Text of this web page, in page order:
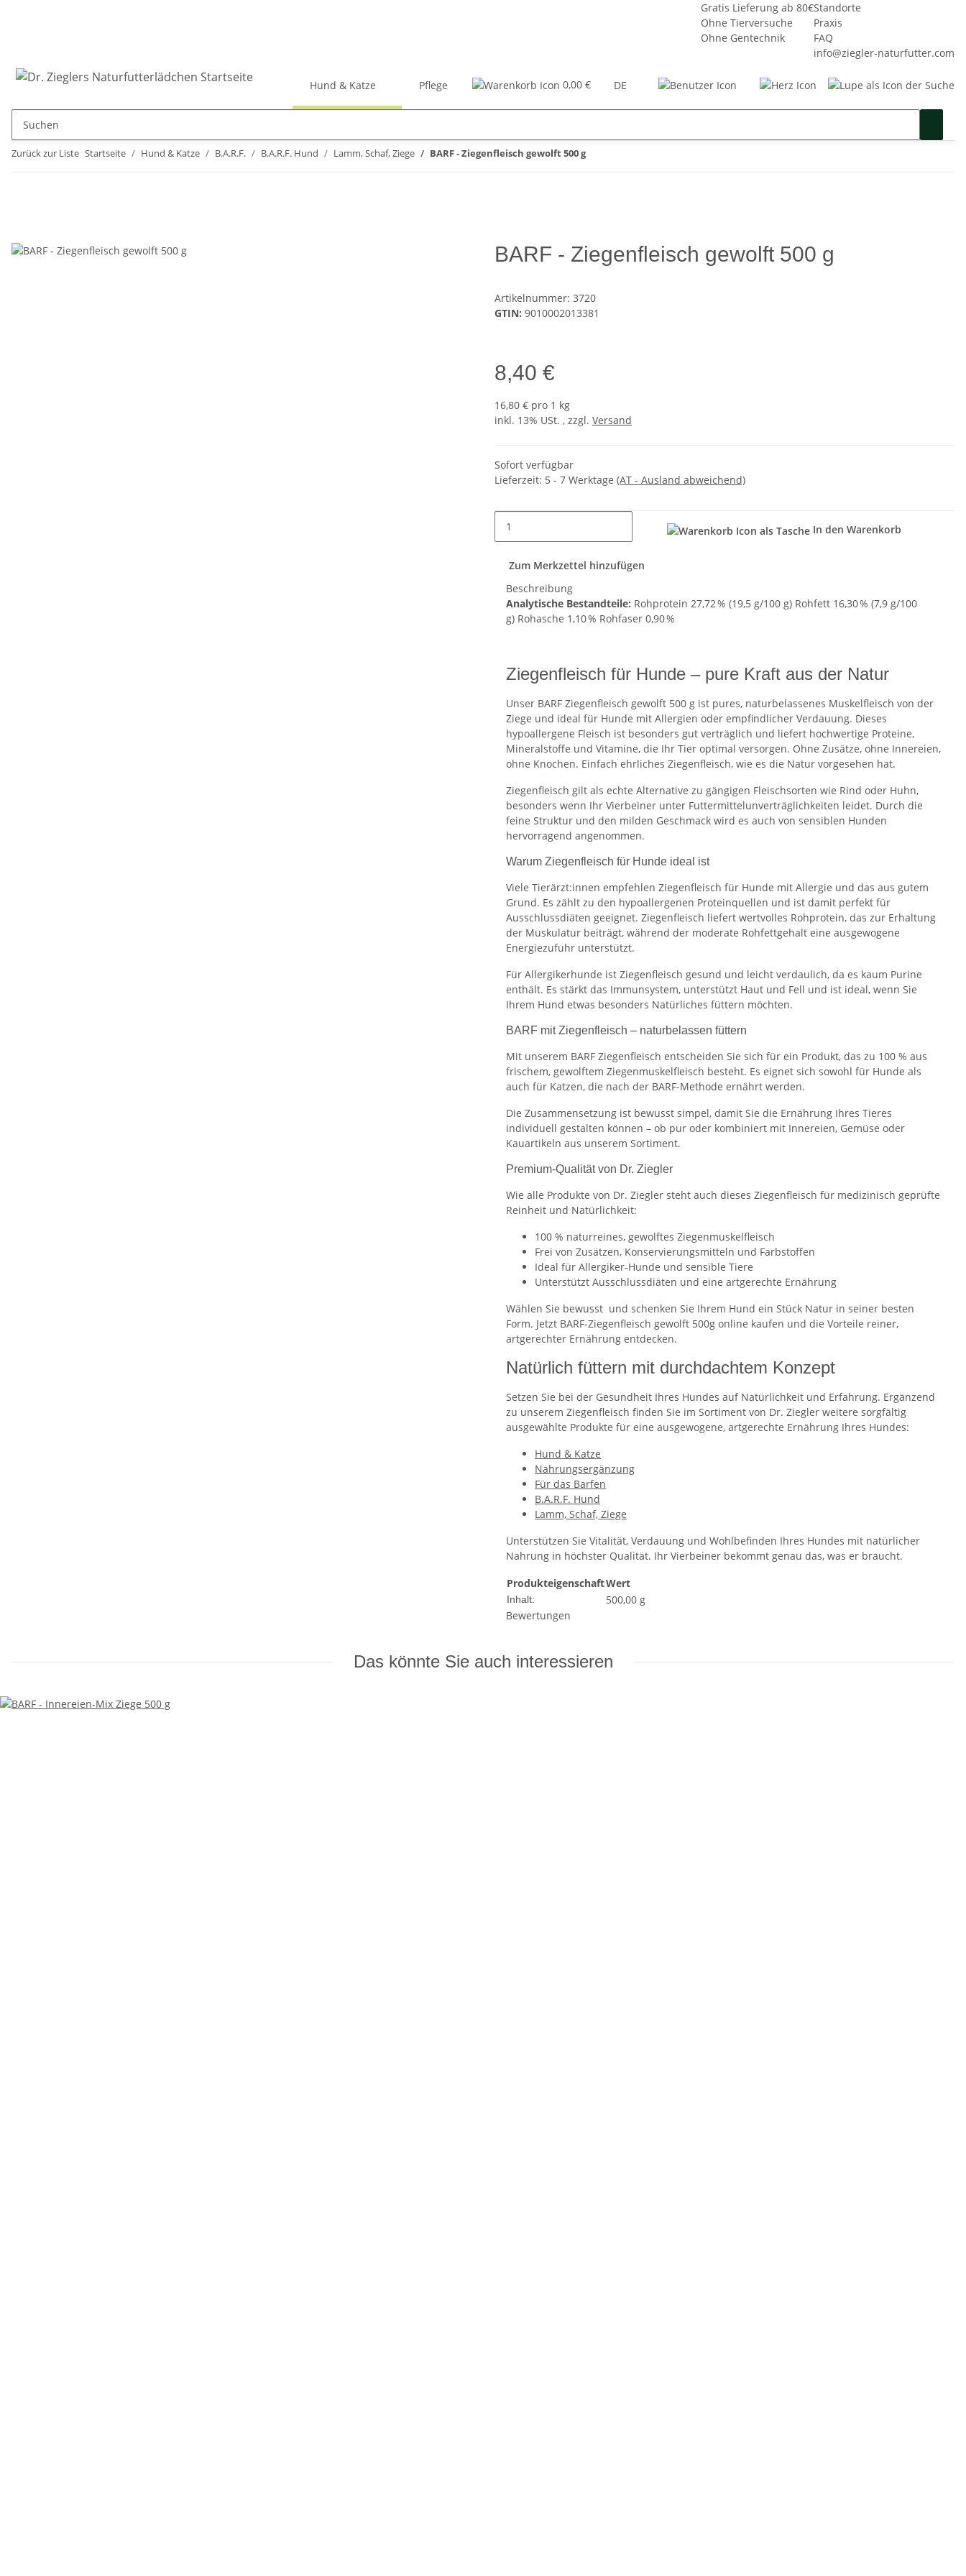
Gratis Lieferung ab 80€
Ohne Tierversuche
Ohne Gentechnik
Standorte
Praxis
FAQ
info@ziegler-naturfutter.com
0,00 € DE
Hund & Katze Pflege Zubehör Bücher Seminare Gutschein SALE %
Zurück zur Liste Startseite Hund & Katze B.A.R.F. B.A.R.F. Hund Lamm, Schaf, Ziege BARF - Ziegenfleisch gewolft 500 g
BARF - Ziegenfleisch gewolft 500 g
Artikelnummer: 3720
GTIN: 9010002013381
8,40 €
16,80 € pro 1 kg
inkl. 13% USt. , zzgl. Versand
Sofort verfügbar
Lieferzeit: 5 - 7 Werktage (AT - Ausland abweichend)
In den Warenkorb
Zum Merkzettel hinzufügen
Beschreibung
Analytische Bestandteile: Rohprotein 27,72 % (19,5 g/100 g) Rohfett 16,30 % (7,9 g/100
g) Rohasche 1,10 % Rohfaser 0,90 %
Ziegenfleisch für Hunde – pure Kraft aus der Natur
Unser BARF Ziegenfleisch gewolft 500 g ist pures, naturbelassenes Muskelfleisch von der
Ziege und ideal für Hunde mit Allergien oder empfindlicher Verdauung. Dieses
hypoallergene Fleisch ist besonders gut verträglich und liefert hochwertige Proteine,
Mineralstoffe und Vitamine, die Ihr Tier optimal versorgen. Ohne Zusätze, ohne Innereien,
ohne Knochen. Einfach ehrliches Ziegenfleisch, wie es die Natur vorgesehen hat.
Ziegenfleisch gilt als echte Alternative zu gängigen Fleischsorten wie Rind oder Huhn,
besonders wenn Ihr Vierbeiner unter Futtermittelunverträglichkeiten leidet. Durch die
feine Struktur und den milden Geschmack wird es auch von sensiblen Hunden
hervorragend angenommen.
Warum Ziegenfleisch für Hunde ideal ist
Viele Tierärzt:innen empfehlen Ziegenfleisch für Hunde mit Allergie und das aus gutem
Grund. Es zählt zu den hypoallergenen Proteinquellen und ist damit perfekt für
Ausschlussdiäten geeignet. Ziegenfleisch liefert wertvolles Rohprotein, das zur Erhaltung
der Muskulatur beiträgt, während der moderate Rohfettgehalt eine ausgewogene
Energiezufuhr unterstützt.
Für Allergikerhunde ist Ziegenfleisch gesund und leicht verdaulich, da es kaum Purine
enthält. Es stärkt das Immunsystem, unterstützt Haut und Fell und ist ideal, wenn Sie
Ihrem Hund etwas besonders Natürliches füttern möchten.
BARF mit Ziegenfleisch – naturbelassen füttern
Mit unserem BARF Ziegenfleisch entscheiden Sie sich für ein Produkt, das zu 100 % aus
frischem, gewolftem Ziegenmuskelfleisch besteht. Es eignet sich sowohl für Hunde als
auch für Katzen, die nach der BARF-Methode ernährt werden.
Die Zusammensetzung ist bewusst simpel, damit Sie die Ernährung Ihres Tieres
individuell gestalten können – ob pur oder kombiniert mit Innereien, Gemüse oder
Kauartikeln aus unserem Sortiment.
Premium-Qualität von Dr. Ziegler
Wie alle Produkte von Dr. Ziegler steht auch dieses Ziegenfleisch für medizinisch geprüfte
Reinheit und Natürlichkeit:
100 % naturreines, gewolftes Ziegenmuskelfleisch
Frei von Zusätzen, Konservierungsmitteln und Farbstoffen
Ideal für Allergiker-Hunde und sensible Tiere
Unterstützt Ausschlussdiäten und eine artgerechte Ernährung
Wählen Sie bewusst und schenken Sie Ihrem Hund ein Stück Natur in seiner besten
Form. Jetzt BARF-Ziegenfleisch gewolft 500g online kaufen und die Vorteile reiner,
artgerechter Ernährung entdecken.
Natürlich füttern mit durchdachtem Konzept
Setzen Sie bei der Gesundheit Ihres Hundes auf Natürlichkeit und Erfahrung. Ergänzend
zu unserem Ziegenfleisch finden Sie im Sortiment von Dr. Ziegler weitere sorgfältig
ausgewählte Produkte für eine ausgewogene, artgerechte Ernährung Ihres Hundes:
Hund & Katze
Nahrungsergänzung
Für das Barfen
B.A.R.F. Hund
Lamm, Schaf, Ziege
Unterstützen Sie Vitalität, Verdauung und Wohlbefinden Ihres Hundes mit natürlicher
Nahrung in höchster Qualität. Ihr Vierbeiner bekommt genau das, was er braucht.
ProdukteigenschaftWert
Inhalt:
500,00 g
Bewertungen
Das könnte Sie auch interessieren